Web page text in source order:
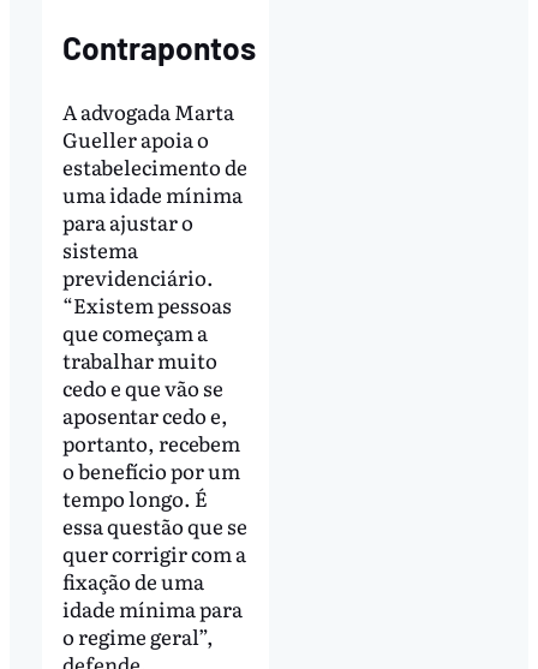
Contrapontos
A advogada Marta
Gueller apoia o
estabelecimento de
uma idade mínima
para ajustar o
sistema
previdenciário.
“Existem pessoas
que começam a
trabalhar muito
cedo e que vão se
aposentar cedo e,
portanto, recebem
o benefício por um
tempo longo. É
essa questão que se
quer corrigir com a
fixação de uma
idade mínima para
o regime geral”,